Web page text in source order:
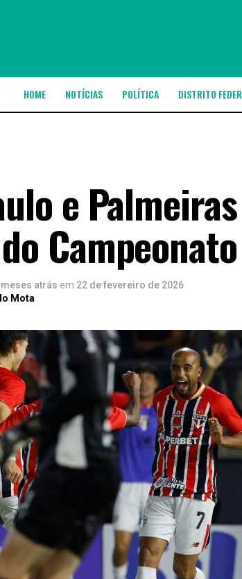
HOME NOTÍCIAS POLÍTICA DISTRITO
e
meses atrás em 22 de fevereiro de 2026
Mota